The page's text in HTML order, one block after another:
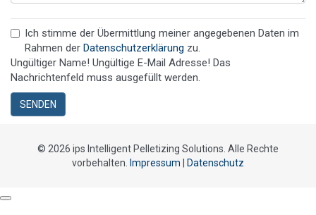
Ich stimme der Übermittlung meiner angegebenen Daten im
Rahmen der Datenschutzerklärung zu.
Ungültiger Name! Ungültige E-Mail Adresse! Das
Nachrichtenfeld muss ausgefüllt werden.
SENDEN
© 2026 ips Intelligent Pelletizing Solutions. Alle Rechte
vorbehalten. Impressum Datenschutz